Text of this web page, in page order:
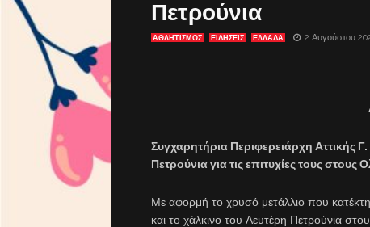
Πετρούνια
ΑΘΛΗΤΙΣΜΟΣ ΕΙΔΗΣΕΙΣ ΕΛΛΑΔΑ 2 Αυγούστου
Συγχαρητήρια Περιφερειάρχη Αττικής
Πετρούνια για τις επιτυχίες τους
Με αφορμή το χρυσό μετάλλιο που
και το χάλκινο του Λευτέρη Πετρούνια